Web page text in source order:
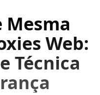
Mesma
Web:
Técnica